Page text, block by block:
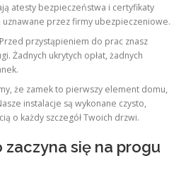
atesty bezpieczeństwa i certyfikaty
przez firmy ubezpieczeniowe.
Przed przystąpieniem do prac znasz
Żadnych ukrytych opłat, żadnych
że zamek to pierwszy element domu,
instalacje są wykonane czysto,
o każdy szczegół Twoich drzwi.
się na progu